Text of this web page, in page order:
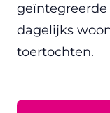
geïntegreerde
dagelijks
toertochten.